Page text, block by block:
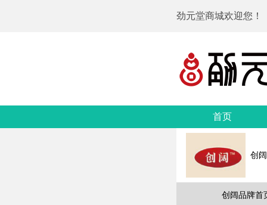
劲元堂商城欢迎您！
首页
创
创阔品牌首